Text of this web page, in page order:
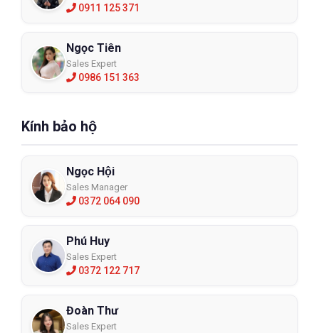
0911 125 371
Ngọc Tiên
Sales Expert
0986 151 363
Kính bảo hộ
Ngọc Hội
Sales Manager
0372 064 090
Phú Huy
Sales Expert
0372 122 717
Đoàn Thư
Sales Expert